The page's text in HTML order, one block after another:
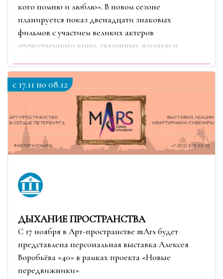
кого помню и люблю». В новом сезоне
планируется показ двенадцати знаковых
фильмов с участием великих актеров
отечественного кино, связанных жизнью и
c 17.11 по 08.12
ДЫХАНИЕ ПРОСТРАНСТВА
С 17 ноября в Арт-пространстве mArs будет
представлена персональная выставка Алексея
Воробьёва «40» в рамках проекта «Новые
передвижники»